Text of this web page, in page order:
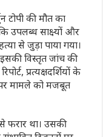
टोपी की मौत का
उपलब्ध साक्ष्यों और
से जुड़ा पाया गया।
इसकी विस्तृत जांच की
प्रत्यक्षदर्शियों के
मामले को मजबूत
फरार था। उसकी